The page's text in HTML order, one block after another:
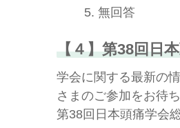
無
【４】第38回日
学会に関する最新の
さまのご参加をお待
第38回日本頭痛